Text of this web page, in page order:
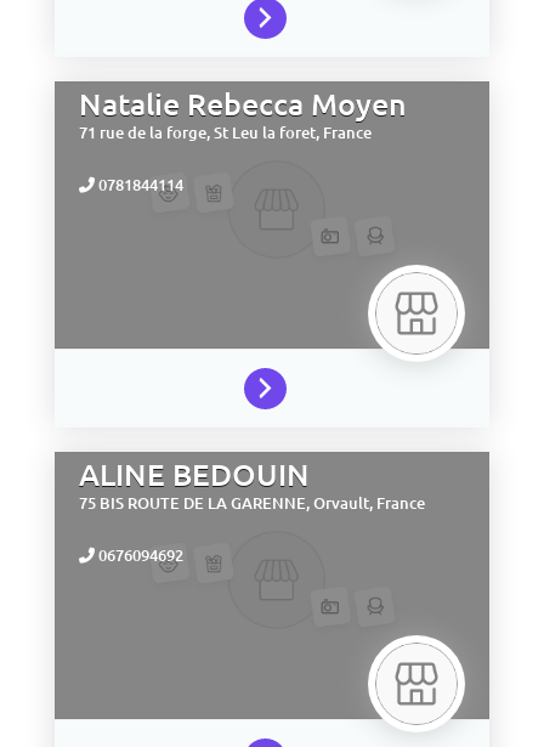
Natalie Rebecca Moyen
71 rue de la forge,St Leu la foret,France
0781844114
ALINE BEDOUIN
75 BIS ROUTE DE LA GARENNE,Orvault,France
0676094692